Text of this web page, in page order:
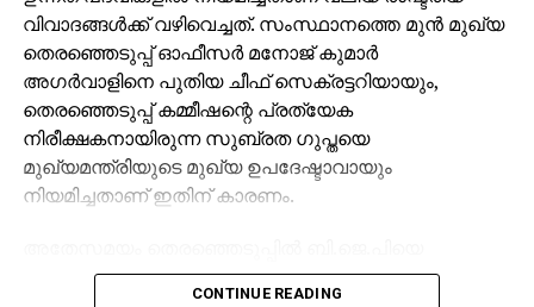
വിവാദങ്ങള്‍ക്ക് വഴിവെച്ചത്. സംസ്ഥാനത്തെ മുന്‍ മുഖ്യ
തെരഞ്ഞെടുപ്പ് ഓഫീസര്‍ മനോജ് കുമാര്‍
അഗര്‍വാളിനെ പുതിയ ചീഫ് സെക്രട്ടറിയായും,
തെരഞ്ഞെടുപ്പ് കമ്മീഷന്റെ പ്രത്യേക
നിരീക്ഷകനായിരുന്ന സുബ്രത ഗുപ്തയെ
മുഖ്യമന്ത്രിയുടെ മുഖ്യ ഉപദേഷ്ടാവായും
നിയമിച്ചതാണ് ഇതിന് കാരണം.
വിജയിപ്പിക്കാന്‍ സഹായിച്ചവര്‍ക്കുള്ള പ്രതിഫലമാണ്
CONTINUE READING